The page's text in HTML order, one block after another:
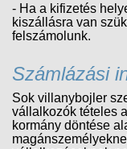
- Ha a kifizetés
kiszállásra van
felszámolunk.
Számlázási
Sok villanybojler
vállalkozók tételes
kormány döntése